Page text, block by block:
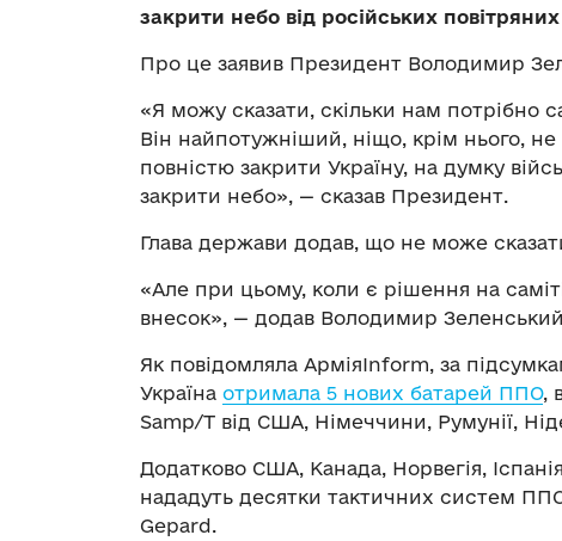
закрити небо від російських
Про це заявив Президент Володимир
«Я можу сказати, скільки нам потрібно
Він найпотужніший, ніщо, крім нього,
повністю закрити Україну, на думку
закрити небо», — сказав Президент.
Глава держави додав, що не може
«Але при цьому, коли є рішення на
внесок», — додав Володимир
Як повідомляла АрміяInform, за
Україна отримала 5 нових батарей ППО,
Samp/T від США, Німеччини, Румунії,
Додатково США, Канада, Норвегія,
нададуть десятки тактичних систем
Gepard.